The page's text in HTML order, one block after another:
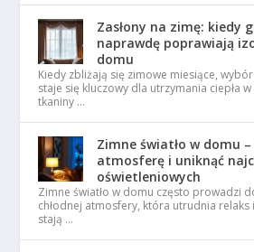
Zasłony na zimę: kiedy
naprawdę poprawiają
domu
Kiedy zbliżają się zimowe miesiące,
staje się kluczowy dla utrzymania ciepła
tkaniny …
Zimne światło w domu
atmosferę i uniknąć
oświetleniowych
Zimne światło w domu często prowadzi
chłodnej atmosfery, która utrudnia relaks
stają …